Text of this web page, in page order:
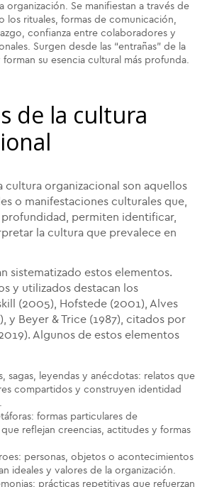
organización. Se manifiestan a través de
los rituales, formas de comunicación,
confianza entre colaboradores y
Surgen desde las “entrañas” de la
su esencia cultural más profunda.
de la cultura
cultura organizacional son aquellos
o manifestaciones culturales que,
profundidad, permiten identificar,
la cultura que prevalece en
sistematizado estos elementos.
y utilizados destacan los
(2005), Hofstede (2001), Alves
y Beyer & Trice (1987), citados por
Algunos de estos elementos
sagas, leyendas y anécdotas: relatos que
compartidos y construyen identidad
formas particulares de
reflejan creencias, actitudes y formas
personas, objetos o acontecimientos
ideales y valores de la organización.
prácticas repetitivas que refuerzan